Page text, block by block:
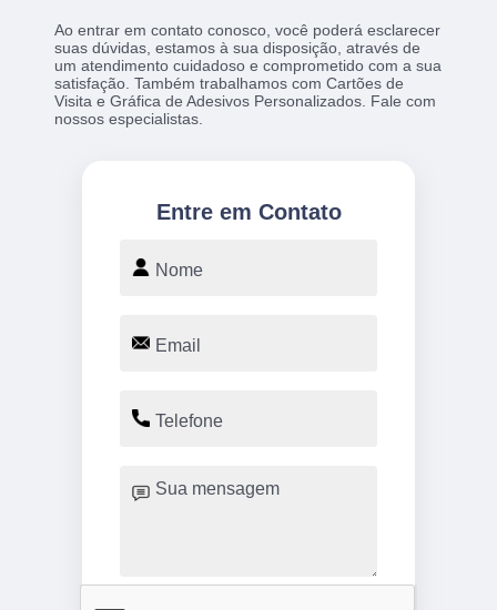
Ao entrar em contato conosco, você poderá esclarecer
suas dúvidas, estamos à sua disposição, através de
um atendimento cuidadoso e comprometido com a sua
satisfação. Também trabalhamos com Cartões de
Visita e Gráfica de Adesivos Personalizados. Fale com
nossos especialistas.
Entre em Contato